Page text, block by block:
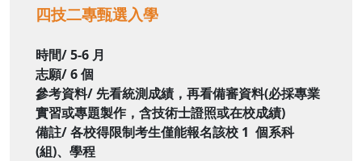
四技二專甄選入學
時間/ 5-6 月
志願/ 6 個
參考資料/ 先看統測成績，再看備審資料(必採專業
實習或專題製作， 含技術士證照或在校成績)
備註/ 各校得限制考生僅能報名該校 1 個系科
(組)、 學程